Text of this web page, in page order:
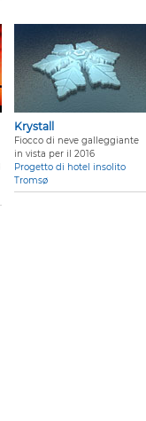
Krystall
Fiocco di neve galleggiante
in vista per il 2016
Progetto di hotel insolito
Tromsø